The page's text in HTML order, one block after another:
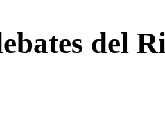
del